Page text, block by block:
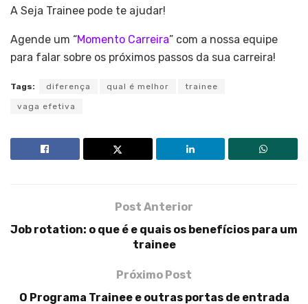
A Seja Trainee pode te ajudar!
Agende um “Momento Carreira” com a nossa equipe
para falar sobre os próximos passos da sua carreira!
Tags: diferença qual é melhor trainee
vaga efetiva
Post Anterior
Job rotation: o que é e quais os benefícios para um
trainee
Próximo Post
O Programa Trainee e outras portas de entrada